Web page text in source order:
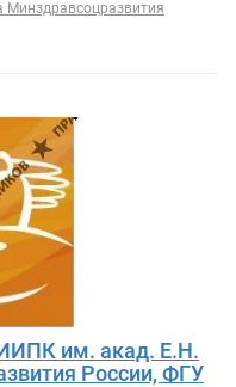
им. акад. Е.Н.
России, ФГУ